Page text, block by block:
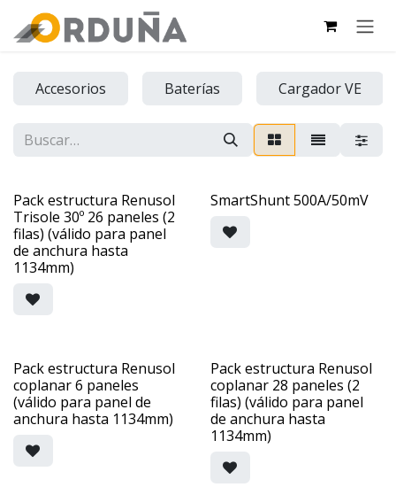
Accesorios Baterías Cargador VE
Pack estructura Renusol
Trisole 30º 26 paneles (2
filas) (válido para panel
de anchura hasta
1134mm)
SmartShunt 500A/50mV
Pack estructura Renusol
coplanar 6 paneles
(válido para panel de
anchura hasta 1134mm)
Pack estructura Renusol
coplanar 28 paneles (2
filas) (válido para panel
de anchura hasta
1134mm)